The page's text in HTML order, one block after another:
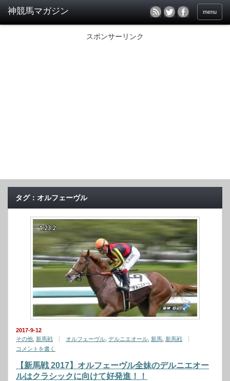
menu
スポンサーリンク
タグ：オルフェーヴル
2017-9-12
その他 新馬戦 オルフェーヴル デルニエオール 新馬 新馬戦
コメントを書く
【新馬戦 2017】オルフェーヴル全妹のデルニエオー
ルはクラシックに向けて好発進！！